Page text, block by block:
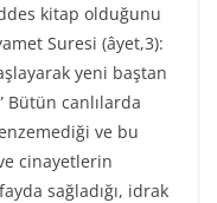
kitap olduğunu
Suresi (âyet,3):
yeni baştan
Bütün canlılarda
ve bu
cinayetlerin
sağladığı, idrak